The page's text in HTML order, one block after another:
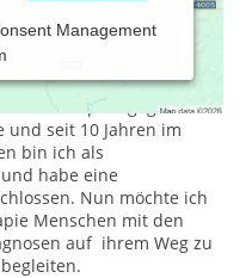
Management
25 Jahren im
als Sozialpädagogin in
seit 10 Jahren im
bin ich als
habe eine
Nun möchte ich
Menschen mit den
auf ihrem Weg zu